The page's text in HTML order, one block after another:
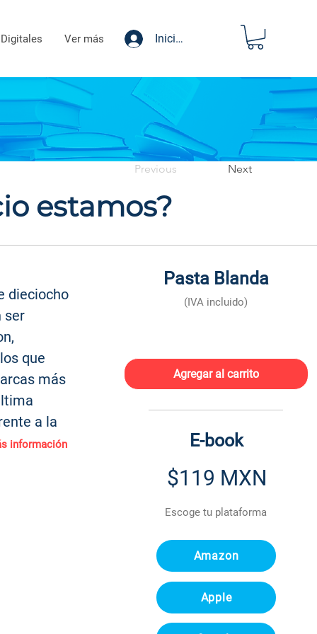
Ver más Iniciar sesión
estamos?
dieciocho
ser
que
más
a la
s información
Pasta Blanda
(IVA incluido)
Agregar al carrito
E-book
$119 MXN
Escoge tu plataforma
Amazon
Apple
Next
Previous